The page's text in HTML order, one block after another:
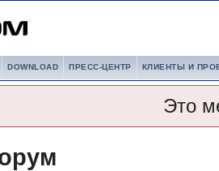
DOWNLOAD ПРЕСС-ЦЕНТР КЛИЕНТЫ И
Это